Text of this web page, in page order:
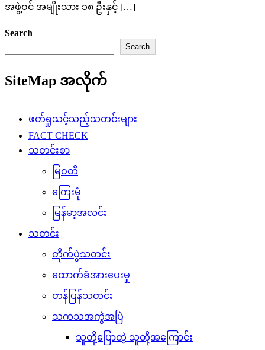
အဖွဲ့ဝင် အမျိုးသား ၁၈ ဦးနှင့် […]
Search
Search
SiteMap အလိုက်
ဖတ်ရှုသင့်သည့်သတင်းများ
FACT CHECK
သတင်းစာ
မြဝတီ
ကြေးမုံ
မြန်မာ့အလင်း
သတင်း
တိုက်ပွဲသတင်း
ထောက်ခံအားပေးမှု
တန်ပြန်သတင်း
သကသအကွဲအပြဲ
သူတို့ပြောတဲ့ သူတို့အကြောင်း